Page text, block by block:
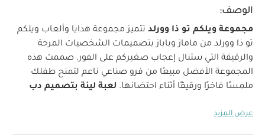
الوصف:
مجموعة ويلكم تو ذا وورلد تتميز مجموعة هدايا وألعاب ويلكم
تو ذا وورلد من ماماز وباباز بتصميمات الشخصيات المرحة
والرقيقة التي ستنال إعجاب صغيركم على الفور. صممت هذه
المجموعة الأفضل مبيعًا من فرو صناعي ناعم لتمنح طفلك
ملمسًا فاخرًا ورقيقًا أثناء احتضانها. لعبة لينة بتصميم دب
لصغيرك في كل مكان، فهو مصنوع من فرو فائق النعومة
عرض المزيد